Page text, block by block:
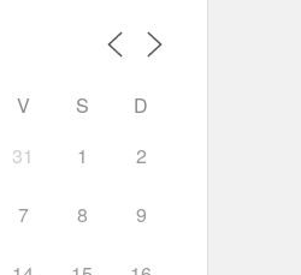
V S
D
31 1 2
7 8 9